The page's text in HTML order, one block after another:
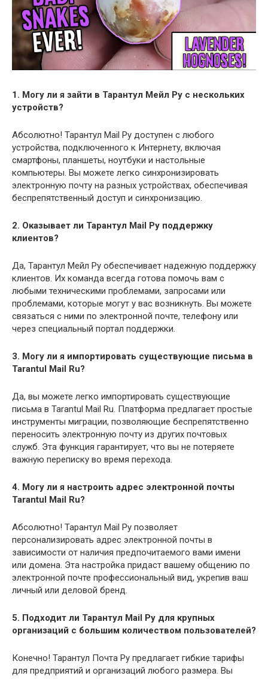
1. Могу ли я зайти в Тарантул Мейл Ру с нескольких
устройств?
Абсолютно! Тарантул Mail Ру доступен с любого
устройства, подключенного к Интернету, включая
смартфоны, планшеты, ноутбуки и настольные
компьютеры. Вы можете легко синхронизировать
электронную почту на разных устройствах, обеспечивая
беспрепятственный доступ и синхронизацию.
2. Оказывает ли Тарантул Mail Ру поддержку
клиентов?
Да, Тарантул Мейл Ру обеспечивает надежную поддержку
клиентов. Их команда всегда готова помочь вам с
любыми техническими проблемами, запросами или
проблемами, которые могут у вас возникнуть. Вы можете
связаться с ними по электронной почте, телефону или
через специальный портал поддержки.
3. Могу ли я импортировать существующие письма в
Tarantul Mail Ru?
Да, вы можете легко импортировать существующие
письма в Tarantul Mail Ru. Платформа предлагает простые
инструменты миграции, позволяющие беспрепятственно
переносить электронную почту из других почтовых
служб. Эта функция гарантирует, что вы не потеряете
важную переписку во время перехода.
4. Могу ли я настроить адрес электронной почты
Tarantul Mail Ru?
Абсолютно! Тарантул Mail Ру позволяет
персонализировать адрес электронной почты в
зависимости от наличия предпочитаемого вами имени
или домена. Эта настройка придаст вашему общению по
электронной почте профессиональный вид, укрепив ваш
личный или деловой бренд.
5. Подходит ли Тарантул Mail Ру для крупных
организаций с большим количеством пользователей?
Конечно! Тарантул Почта Ру предлагает гибкие тарифы
для предприятий и организаций любого размера. Вы